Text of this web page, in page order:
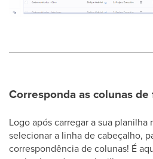
Corresponda as colunas
Logo após carregar a sua planilha
selecionar a linha de cabeçalho,
correspondência de colunas! É